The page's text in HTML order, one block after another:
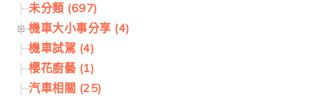
未分類 (697)
機車大小事分享 (4)
機車試駕 (4)
櫻花廚藝 (1)
汽車相關 (25)